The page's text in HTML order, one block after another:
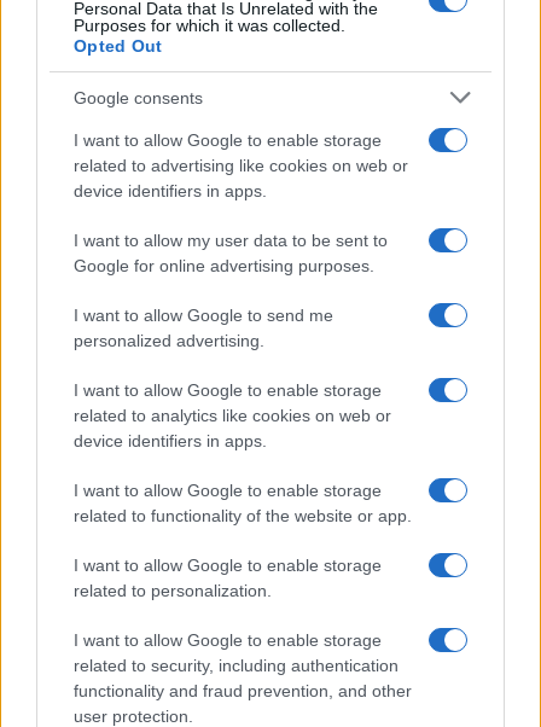
Personal Data that Is Unrelated with the
Purposes for which it was collected.
Opted Out
Google consents
I want to allow Google to enable storage
related to advertising like cookies on web or
device identifiers in apps.
I want to allow my user data to be sent to
Google for online advertising purposes.
I want to allow Google to send me
personalized advertising.
I want to allow Google to enable storage
related to analytics like cookies on web or
device identifiers in apps.
I want to allow Google to enable storage
related to functionality of the website or app.
I want to allow Google to enable storage
related to personalization.
I want to allow Google to enable storage
related to security, including authentication
functionality and fraud prevention, and other
user protection.
daGoogle News
Condividi l'articolo
a
b
o
k
w
te
n
re
st
W
h
s
A
p
p
h
re
Prossimo articolo
NOTIZIE RECENTI
Auto prende fuoco sulla strada statale 125 a
Olbia, cosa è successo
Incidente sulla 125 a Olbia, due auto coinvolte:
danni ingenti
Auto finisce contro un muretto, un ferito ad